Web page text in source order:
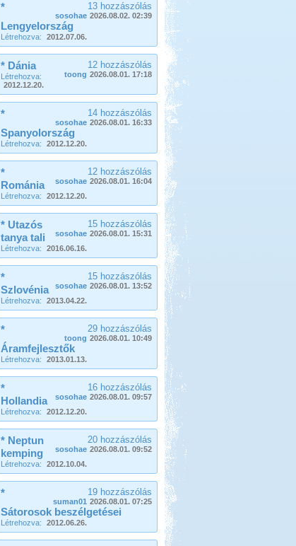
13 hozzászólás
sosohae 2026.08.02. 02:39
*
Lengyelország
Létrehozva: 2012.07.06.
12 hozzászólás
toong 2026.08.01. 17:18
* Dánia
Létrehozva:
2012.12.20.
14 hozzászólás
sosohae 2026.08.01. 16:33
*
Spanyolország
Létrehozva: 2012.12.20.
12 hozzászólás
sosohae 2026.08.01. 16:04
*
Románia
Létrehozva: 2012.12.20.
15 hozzászólás
sosohae 2026.08.01. 15:31
* Utazós
tanya tali
Létrehozva: 2016.06.16.
15 hozzászólás
sosohae 2026.08.01. 13:52
*
Szlovénia
Létrehozva: 2013.04.22.
29 hozzászólás
toong 2026.08.01. 10:49
*
Áramfejlesztők
Létrehozva: 2013.01.13.
16 hozzászólás
sosohae 2026.08.01. 09:57
*
Hollandia
Létrehozva: 2012.12.20.
20 hozzászólás
sosohae 2026.08.01. 09:52
* Neptun
kemping
Létrehozva: 2012.10.04.
19 hozzászólás
suman01 2026.08.01. 07:25
*
Sátorosok beszélgetései
Létrehozva: 2012.06.26.